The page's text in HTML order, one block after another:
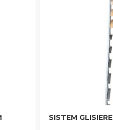
SISTEM